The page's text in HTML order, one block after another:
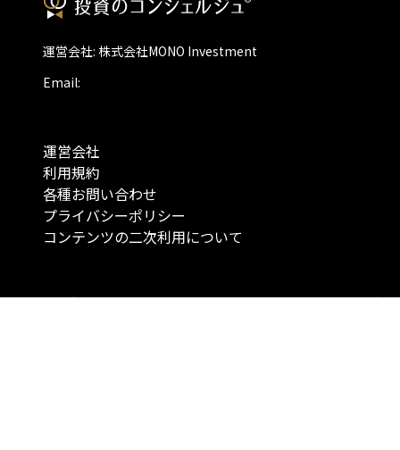
運営会社: 株式会社MONO Investment
Email:
運営会社
利用規約
各種お問い合わせ
プライバシーポリシー
コンテンツの二次利用について
当メディアで提供するコンテンツは、情報の提供を目的としており、投資